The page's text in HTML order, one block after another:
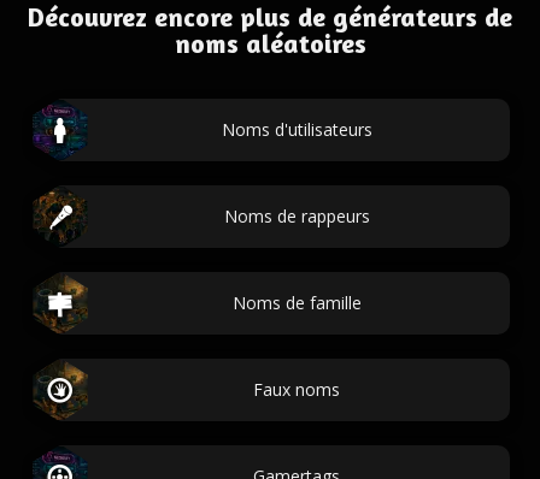
Découvrez encore plus de générateurs de
noms aléatoires
Noms d'utilisateurs
Noms de rappeurs
Noms de famille
Faux noms